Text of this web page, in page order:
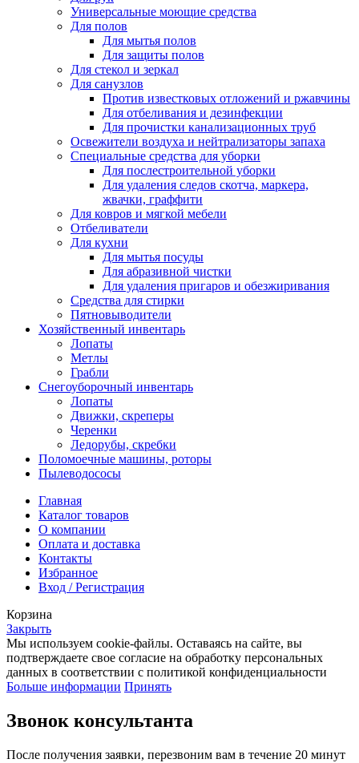
Универсальные моющие средства
Для полов
Для мытья полов
Для защиты полов
Для стекол и зеркал
Для санузлов
Против известковых отложений и ржавчины
Для отбеливания и дезинфекции
Для прочистки канализационных труб
Освежители воздуха и нейтрализаторы запаха
Специальные средства для уборки
Для послестроительной уборки
Для удаления следов скотча, маркера,
жвачки, граффити
Для ковров и мягкой мебели
Отбеливатели
Для кухни
Для мытья посуды
Для абразивной чистки
Для удаления пригаров и обезжиривания
Средства для стирки
Пятновыводители
Хозяйственный инвентарь
Лопаты
Метлы
Грабли
Снегоуборочный инвентарь
Лопаты
Движки, скреперы
Черенки
Ледорубы, скребки
Поломоечные машины, роторы
Пылеводососы
Главная
Каталог товаров
О компании
Оплата и доставка
Контакты
Избранное
Вход / Регистрация
Корзина
Закрыть
Мы используем cookie-файлы. Оставаясь на сайте, вы
подтверждаете свое согласие на обработку персональных
данных в соответствии с политикой конфиденциальности
Больше информации Принять
Звонок консультанта
После получения заявки, перезвоним вам в течение 20 минут